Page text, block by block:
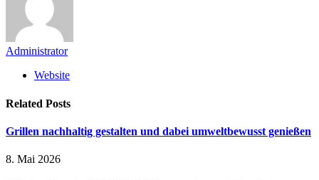
Administrator
Website
Related Posts
Grillen nachhaltig gestalten und dabei umweltbewusst genießen
8. Mai 2026